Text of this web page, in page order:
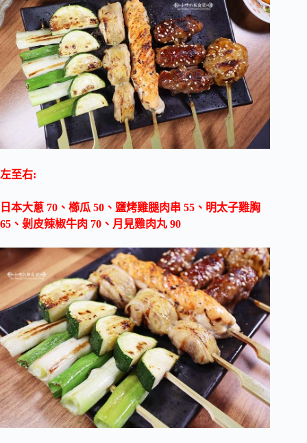
左至右:
日本大蔥 70、櫛瓜 50、鹽烤雞腿肉串 55、明太子雞胸
65、剝皮辣椒牛肉 70、月見雞肉丸 90